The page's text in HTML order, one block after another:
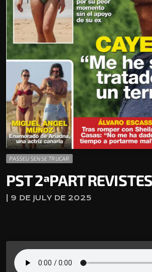
PASSEU SENSE TRUCAR
PST 2ªPART
| 9 DE JULY DE 2025